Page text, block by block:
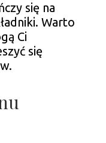
się na
Warto
Ci
się